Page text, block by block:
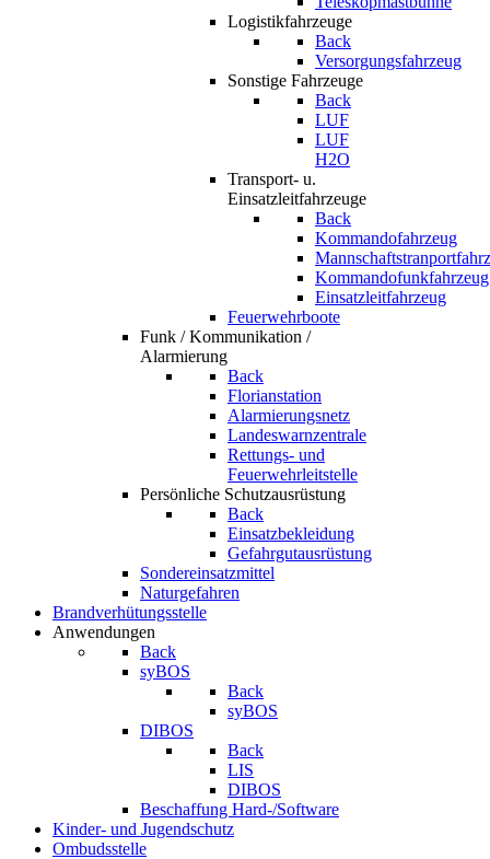
Logistikfahrzeuge
Back
Versorgungsfahrzeug
Sonstige Fahrzeuge
Back
LUF
LUF
H2O
Transport- u.
Einsatzleitfahrzeuge
Back
Kommandofahrzeug
Kommandofunkfahrzeug
Einsatzleitfahrzeug
Feuerwehrboote
Funk / Kommunikation /
Alarmierung
Back
Florianstation
Alarmierungsnetz
Landeswarnzentrale
Rettungs- und
Feuerwehrleitstelle
Persönliche Schutzausrüstung
Back
Einsatzbekleidung
Gefahrgutausrüstung
Sondereinsatzmittel
Naturgefahren
Brandverhütungsstelle
Anwendungen
Back
syBOS
Back
syBOS
DIBOS
Back
LIS
DIBOS
Beschaffung Hard-/Software
Kinder- und Jugendschutz
Ombudsstelle